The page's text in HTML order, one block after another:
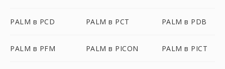
PALM в PCD PALM в PCT PALM в PDB
PALM в PFM PALM в PICON PALM в PICT